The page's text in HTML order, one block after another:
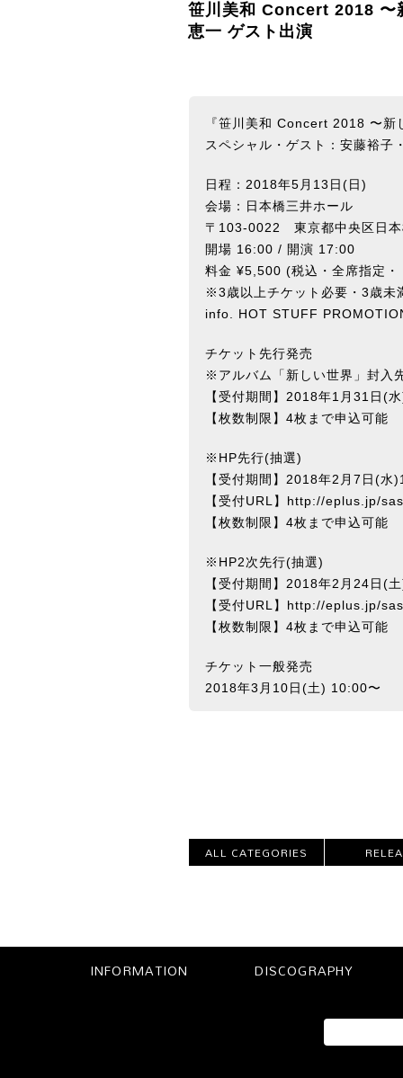
笹川美和 Concert 2018
恵一 ゲスト出演
『笹川美和 Concert 2018 〜新
スペシャル・ゲスト：安藤裕子
日程：2018年5月13日(日)
会場：日本橋三井ホール
〒103-0022 東京都中央区日
開場 16:00 / 開演 17:00
料金 ¥5,500 (税込・全席指定
※3歳以上チケット必要・3歳未
info. HOT STUFF
チケット先行発売
※アルバム「新しい世界」封入
【受付期間】2018年1月31日(
【枚数制限】4枚まで申込可能
※HP先行(抽選)
【受付期間】2018年2月7日(
【受付URL】 http://eplus.jp/
【枚数制限】4枚まで申込可能
※HP2次先行(抽選)
【受付期間】2018年2月24日(
【受付URL】 http://eplus.jp/
【枚数制限】4枚まで申込可能
チケット一般発売
2018年3月10日(土) 10:00〜
ALL CATEGORIES
INFORMATION DISCOGRAPHY